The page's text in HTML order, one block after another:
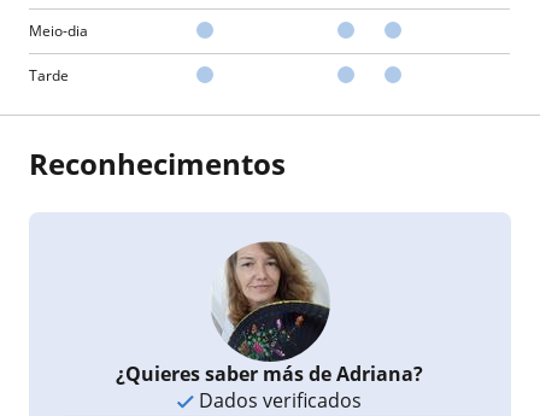
Meio-dia
Tarde
Reconhecimentos
¿Quieres saber más de Adriana?
Dados verificados